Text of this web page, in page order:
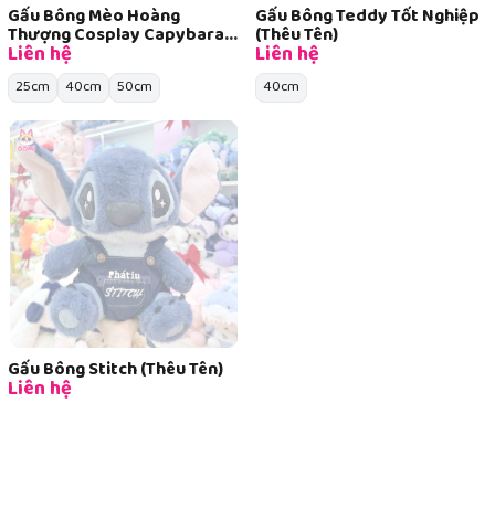
Gấu Bông Mèo Hoàng
Thượng Cosplay Capybara
(Thêu Tên)
Liên hệ
25cm 40cm 50cm
Gấu Bông Teddy Tốt Nghiệp
(Thêu Tên)
Liên hệ
40cm
Gấu Bông Stitch (Thêu Tên)
Liên hệ